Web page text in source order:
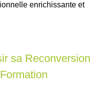
enrichissante et
sa Reconversion